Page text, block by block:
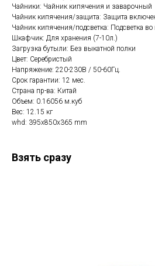
Чайники: Чайник кипячения и заварочный
Чайник кипячения/защита: Защита
Чайник кипячения/подсветка: Подсветка
Шкафчик: Для хранения (7-10л.)
Загрузка бутыли: Без выкатной полки
Цвет: Серебристый
Напряжение: 220-230В / 50-60Гц.
Срок гарантии: 12 мес.
Страна пр-ва: Китай
Объем: 0.16056 м.куб
Вес: 12.15 кг
whd: 395x850x365 mm
Взять сразу